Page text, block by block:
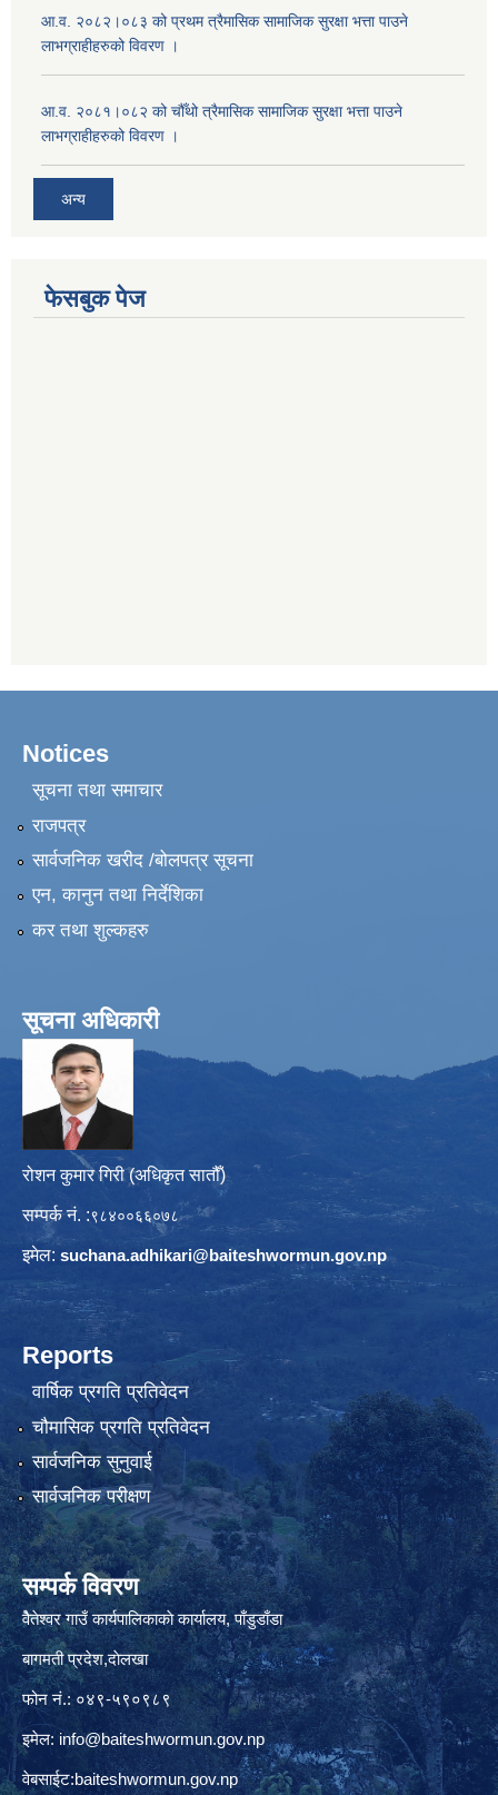
आ.व. २०८२।०८३ को प्रथम त्रैमासिक सामाजिक सुरक्षा भत्ता पाउने
लाभग्राहीहरुको विवरण ।
आ.व. २०८१।०८२ को चौँथो त्रैमासिक सामाजिक सुरक्षा भत्ता पाउने
लाभग्राहीहरुको विवरण ।
अन्य
फेसबुक पेज
Notices
सूचना तथा समाचार
राजपत्र
सार्वजनिक खरीद /बोलपत्र सूचना
एन, कानुन तथा निर्देशिका
कर तथा शुल्कहरु
सूचना अधिकारी
रोशन कुमार गिरी (अधिकृत सातौँ)
सम्पर्क नं. :९८४००६६०७८
इमेल: suchana.adhikari@baiteshwormun.gov.np
Reports
वार्षिक प्रगति प्रतिवेदन
चौमासिक प्रगति प्रतिवेदन
सार्वजनिक सुनुवाई
सार्वजनिक परीक्षण
सम्पर्क विवरण
वैेतेश्वर गाउँ कार्यपालिकाकाे कार्यालय, पाँडुडाँडा
बागमती‌ प्रदेश,दाेलखा
फोन नं.: ०४९-५९०९८९
इमेल: info@baiteshwormun.gov.np
वेबसाईट:baiteshwormun.gov.np